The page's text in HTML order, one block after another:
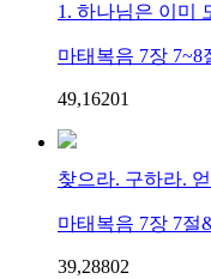
1. 하나님은 이미
마태복음 7장 7~8
49,16201
찾으라. 구하라.
마태복음 7장 7절
39,28802